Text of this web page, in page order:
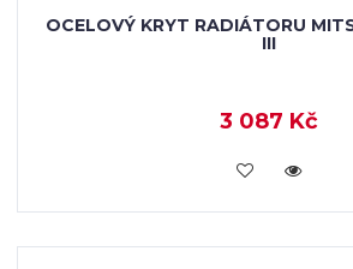
OCELOVÝ KRYT RADIÁTORU
III
3 087 Kč
KOUPIT